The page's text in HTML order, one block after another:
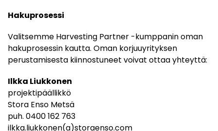
Hakuprosessi
Valitsemme Harvesting Partner -kumppanin oman
hakuprosessin kautta. Oman korjuuyrityksen
perustamisesta kiinnostuneet voivat ottaa yhteyttä:
Ilkka Liukkonen
projektipäällikkö
Stora Enso Metsä
puh. 0400 162 763
ilkka.liukkonen(a)storaenso.com